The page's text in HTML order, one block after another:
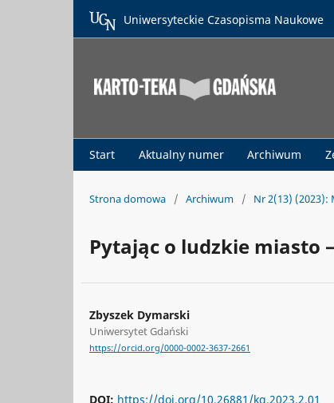
Start Aktualny numer Archiwum
Uniwersyteckie Czasopisma Naukowe
Strona domowa / Archiwum / Nr 2(13) (2023):
Pytając o ludzkie miasto
Zbyszek Dymarski
Uniwersytet Gdański
https://orcid.org/0000-0002-3637-2661
DOI: https://doi.org/10.26881/kg.2023.2.01